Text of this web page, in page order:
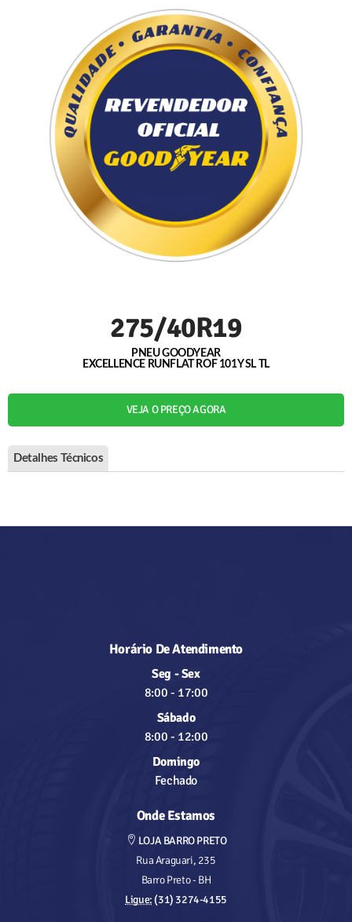
275/40R19
PNEU GOODYEAR
EXCELLENCE RUNFLAT ROF 101Y SL TL
VEJA O PREÇO AGORA
Detalhes Técnicos
Horário De Atendimento
Seg - Sex
8:00 - 17:00
Sábado
8:00 - 12:00
Domingo
Fechado
Onde Estamos
LOJA BARRO PRETO
Rua Araguari, 235
Barro Preto - BH
Ligue:(31) 3274-4155